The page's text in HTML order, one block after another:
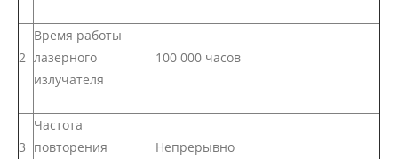
2
Время работы
лазерного
излучателя
100 000 часов
3
Частота
повторения
Непрерывно